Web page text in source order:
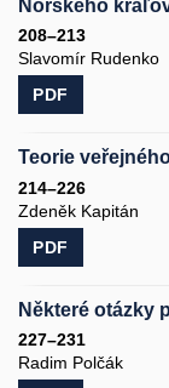
Nórskeho
208–213
Slavomír Rudenko
PDF
Teorie
214–226
Zdeněk Kapitán
PDF
Některé otázky
227–231
Radim Polčák